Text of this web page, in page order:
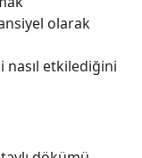
olarak
etkilediğini